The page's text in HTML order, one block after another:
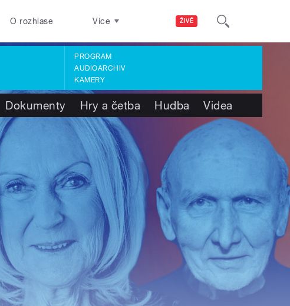
ŽIVĚ
O rozhlase Více
PROGRAM
AUDIOARCHIV
KAMERY
Dokumenty Hry a četba Hudba Videa